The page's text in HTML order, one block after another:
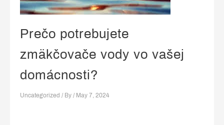
Prečo potrebujete
zmäkčovače vody vo vašej
domácnosti?
Uncategorized / By / May 7, 2024